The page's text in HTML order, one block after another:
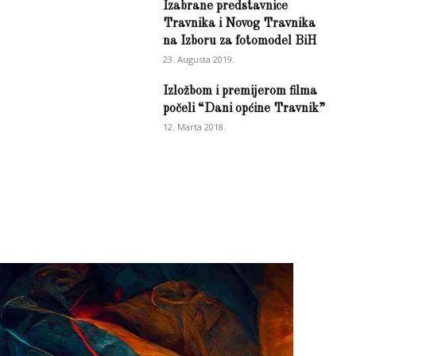
Izabrane predstavnice
Travnika i Novog Travnika
na Izboru za fotomodel BiH
23. Augusta 2019.
Izložbom i premijerom filma
počeli “Dani općine Travnik”
12. Marta 2018.